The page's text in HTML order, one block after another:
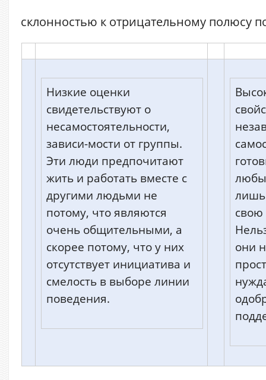
склонностью к отрицательному полюсу
Низкие оценки
свидетельствуют о
несамостоятельности,
зависи-мости от группы.
Эти люди предпочитают
жить и работать вместе с
другими людьми не
потому, что являются
очень общительными, а
скорее потому, что у них
отсутствует инициатива и
смелость в выборе линии
поведения.
лишь
свою
они